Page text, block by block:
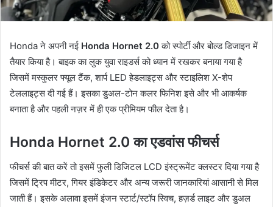
Honda ने अपनी नई Honda Hornet 2.0को स्पोर्टी और बोल्ड डिजाइन में
तैयार किया है। बाइक का लुक युवा राइडर्स को ध्यान में रखकर बनाया गया है
जिसमें मस्कुलर फ्यूल टैंक, शार्प LED हेडलाइट्स और स्टाइलिश X-शेप
टेललाइट्स दी गई हैं। इसका डुअल-टोन कलर फिनिश इसे और भी आकर्षक
बनाता है और पहली नज़र में ही एक प्रीमियम फील देता है।
Honda Hornet 2.0 का एडवांस फीचर्स
फीचर्स की बात करें तो इसमें फुली डिजिटल LCD इंस्ट्रूमेंट क्लस्टर दिया गया है
जिसमें ट्रिप मीटर, गियर इंडिकेटर और अन्य जरूरी जानकारियां आसानी से मिल
जाती हैं। इसके अलावा इसमें इंजन स्टार्ट/स्टॉप स्विच, हज़र्ड लाइट और डुअल